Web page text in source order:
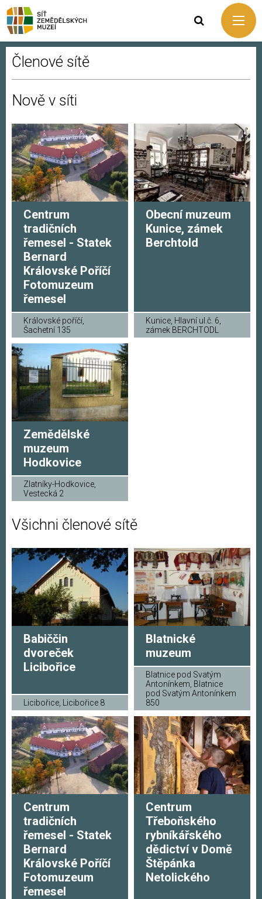
Členové sítě
Nově v síti
Centrum
tradičních
řemesel - Statek
Bernard
Královské Poříčí
Fotomuzeum
řemesel
Královské poříčí,
Šachetní 135
Obecní muzeum
Kunice, zámek
Berchtold
Kunice, Hlavní ul.č. 6,
zámek BERCHTODL
Zemědělské
muzeum
Hodkovice
Zlatníky-Hodkovice,
Vestecká 2
Všichni členové sítě
Babiččin
dvoreček
Licibořice
Licibořice, Licibořice 8
Blatnické
muzeum
Blatnice pod Svatým
Antonínkem, Blatnice
pod Svatým Antonínkem
850
Centrum
tradičních
řemesel - Statek
Bernard
Královské Poříčí
Fotomuzeum
řemesel
Centrum
Třeboňského
rybníkářského
dědictví v Domě
Štěpánka
Netolického